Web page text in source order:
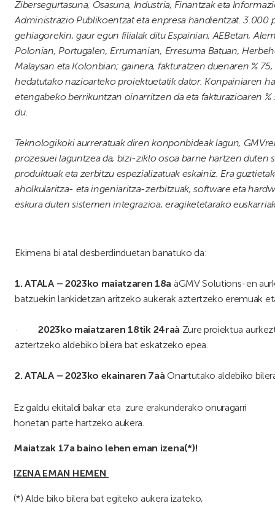
Zibersegurtasuna, Osasuna, Industria, Finantzak eta
Administrazio Publikoentzat eta enpresa handientzat. 3.000
gehiagorekin, gaur egun filialak ditu Espainian, AEBetan,
Polonian, Portugalen, Errumanian, Erresuma Batuan,
Malaysan eta Kolonbian; gainera, fakturatzen duenaren %
hedatutako nazioarteko proiektuetatik dator. Konpainiaren
etengabeko berrikuntzan oinarritzen da eta fakturazioaren
du.
Teknologikoki aurreratuak diren konponbideak lagun,
prozesuei laguntzea da, bizi-ziklo osoa barne hartzen duten
produktuak eta zerbitzu espezializatuak eskainiz. Era
aholkularitza- eta ingeniaritza-zerbitzuak, software eta
eskura duten sistemen integrazioa, eragiketetarako
Ekimena bi atal desberdinduetan banatuko da:
1. ATALA – 2023ko maiatzaren 18a àGMV Solutions-en
batzuekin lankidetzan aritzeko aukerak aztertzeko eremuak
·2023ko maiatzaren 18tik 24raà Zure proiektua
aztertzeko aldebiko bilera bat eskatzeko epea.
2. ATALA – 2023ko ekainaren 7aà Onartutako aldebiko
Ez galdu ekitaldi bakar eta zure erakunderako onuragarri
honetan parte hartzeko aukera.
Maiatzak 17a baino lehen eman izena(*)!
IZENA EMAN HEMEN
(*) Alde biko bilera bat egiteko aukera izateko,